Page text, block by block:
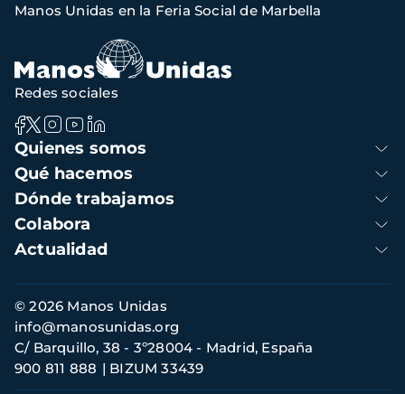
de
navegación
Manos Unidas en la Feria Social de Marbella
Navegación
principal
Quienes somos
Qué hacemos
Dónde trabajamos
Colabora
Actualidad
Redes sociales
Información
de
contacto
© 2026 Manos Unidas
C/ Barquillo, 38 - 3º28004 - Madrid, España
900 811 888
BIZUM 33439
info@manosunidas.org